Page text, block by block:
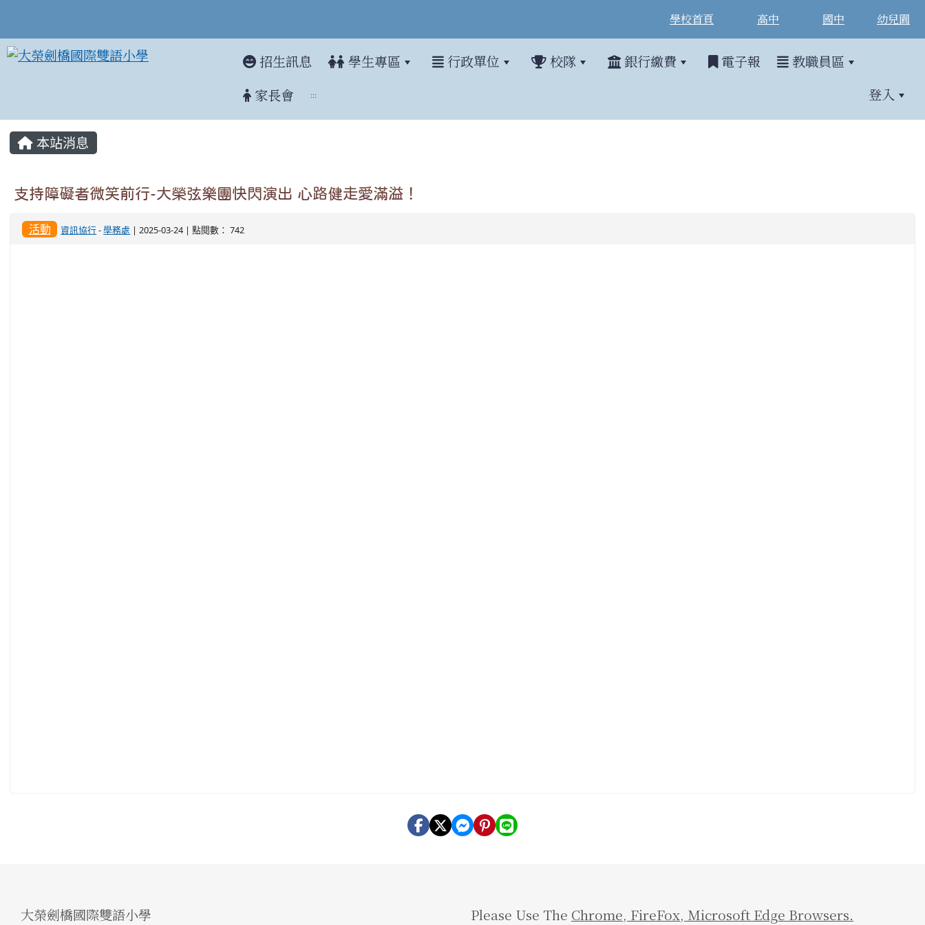
學校首頁 高中 國中 幼兒園
招生訊息 學生專區 行政單位 校隊 銀行繳費 電子報 教職員區
家長會 ::: 登入
本站消息
支持障礙者微笑前行-大榮弦樂團快閃演出 心路健走愛滿溢！
活動 資訊協行-學務處 | 2025-03-24 | 點閱數： 742
大榮劍橋國際雙語小學
Please Use The Chrome, FireFox, Microsoft Edge Browsers.